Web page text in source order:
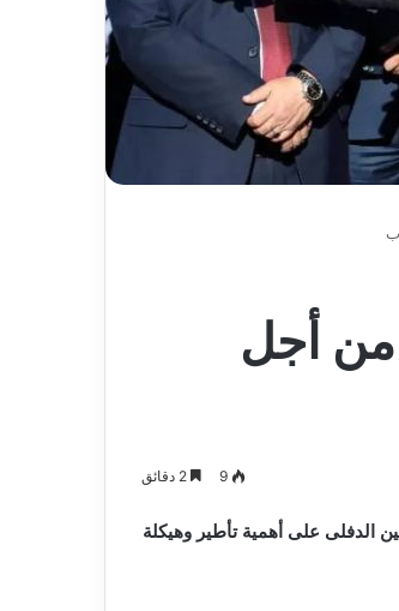
من أجل
9
الدفلى على أهمية تأطير وهيكلة